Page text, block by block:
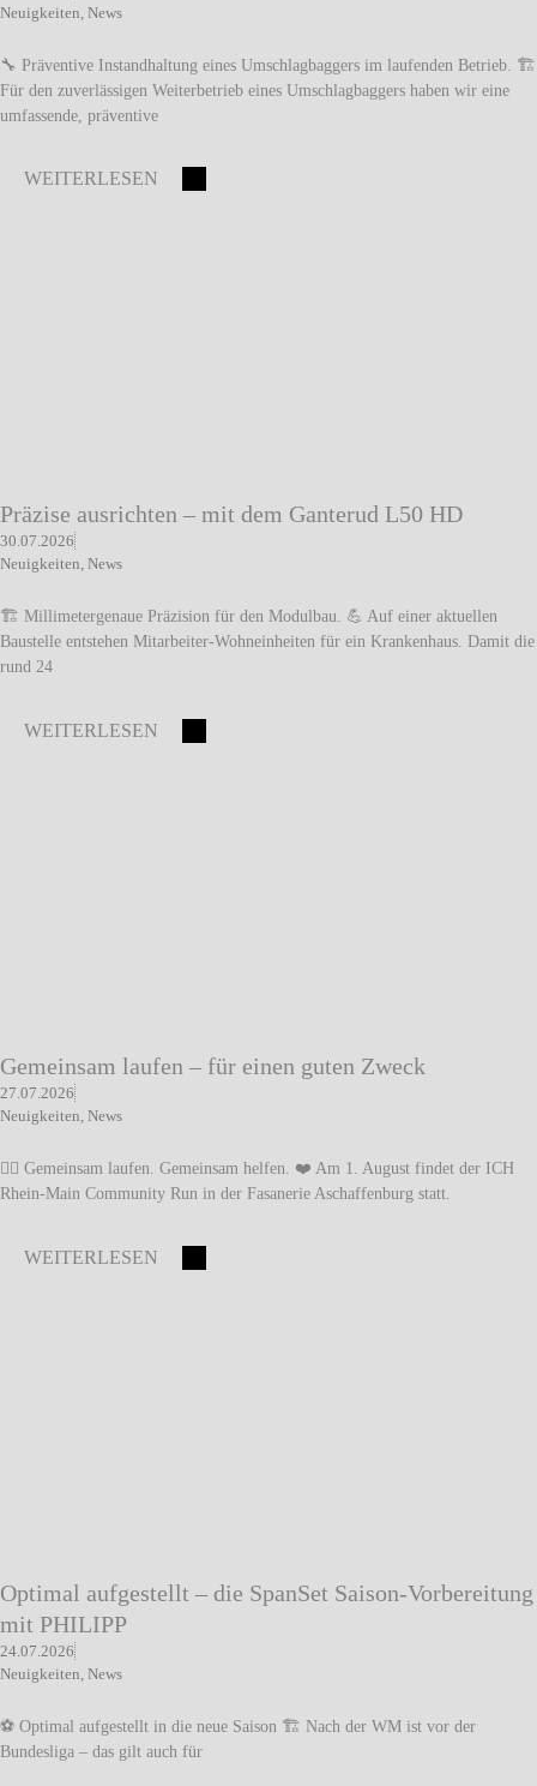
Neuigkeiten News
🔧 Präventive Instandhaltung eines Umschlagbaggers im laufenden Betrieb. 🏗️
Für den zuverlässigen Weiterbetrieb eines Umschlagbaggers haben wir eine
umfassende, präventive
WEITERLESEN
Präzise ausrichten – mit dem Ganterud L50 HD
30.07.2026
Neuigkeiten, News
🏗️ Millimetergenaue Präzision für den Modulbau. 💪 Auf einer aktuellen
Baustelle entstehen Mitarbeiter-Wohneinheiten für ein Krankenhaus. Damit die
rund 24
WEITERLESEN
Gemeinsam laufen – für einen guten Zweck
27.07.2026
Neuigkeiten, News
🏃‍♀️ Gemeinsam laufen. Gemeinsam helfen. ❤️ Am 1. August findet der ICH
Rhein-Main Community Run in der Fasanerie Aschaffenburg statt.
WEITERLESEN
Optimal aufgestellt – die SpanSet Saison-Vorbereitung
mit PHILIPP
24.07.2026
Neuigkeiten, News
⚽ Optimal aufgestellt in die neue Saison 🏗️ Nach der WM ist vor der
Bundesliga – das gilt auch für